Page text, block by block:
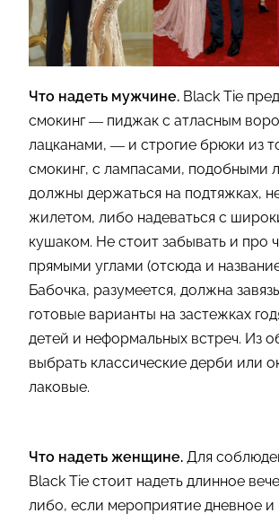
Что надеть мужчине. Black Tie
смокинг — пиджак с атласным
лацканами, — и строгие брюки из
смокинг, с лампасами, подобными
должны держаться на подтяжках,
жилетом, либо надеваться с
кушаком. Не стоит забывать и про
прямыми углами (отсюда и
Бабочка, разумеется, должна
готовые варианты на застежках
детей и неформальных встреч. Из
выбрать классические дерби или
лаковые.
Что надеть женщине. Для
Black Tie стоит надеть длинное
либо, если мероприятие дневное и